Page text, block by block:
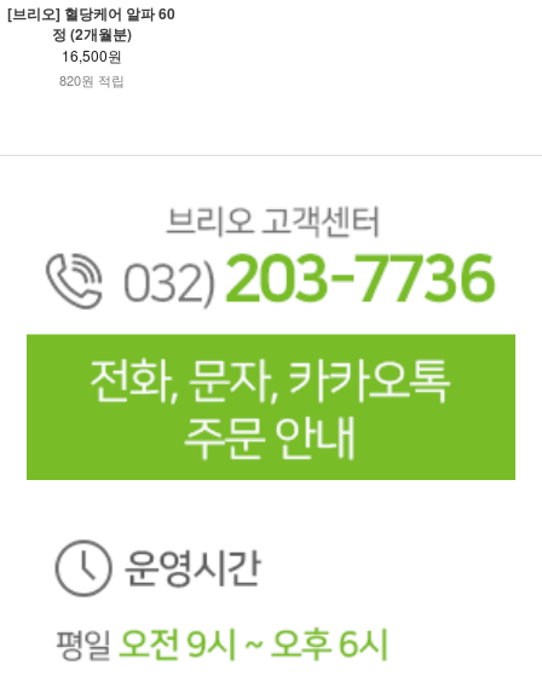
[브리오] 혈당케어 알파 60
정 (2개월분)
16,500원
820원 적립